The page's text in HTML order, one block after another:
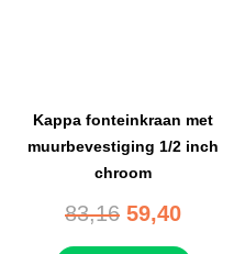
Kappa fonteinkraan met
muurbevestiging 1/2 inch
chroom
83,16 59,40